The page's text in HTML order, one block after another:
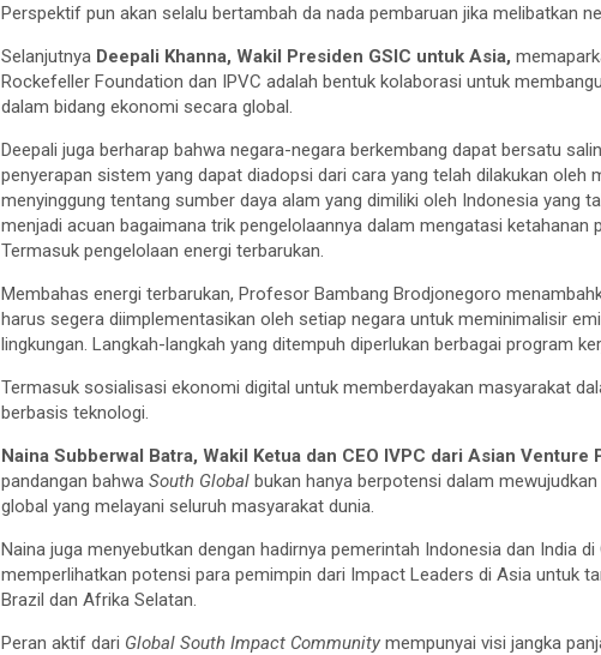
Perspektif pun akan selalu bertambah da nada pembaruan jika melibatkan
Selanjutnya Deepali Khanna, Wakil Presiden GSIC untuk Asia,
Rockefeller Foundation dan IPVC adalah bentuk kolaborasi untuk
dalam bidang ekonomi secara global.
Deepali juga berharap bahwa negara-negara berkembang dapat bersatu
penyerapan sistem yang dapat diadopsi dari cara yang telah dilakukan oleh
menyinggung tentang sumber daya alam yang dimiliki oleh Indonesia yang
menjadi acuan bagaimana trik pengelolaannya dalam mengatasi ketahanan
Termasuk pengelolaan energi terbarukan.
Membahas energi terbarukan, Profesor Bambang Brodjonegoro
harus segera diimplementasikan oleh setiap negara untuk meminimalisir
lingkungan. Langkah-langkah yang ditempuh diperlukan berbagai program
Termasuk sosialisasi ekonomi digital untuk memberdayakan masyarakat
berbasis teknologi.
Naina Subberwal Batra, Wakil Ketua dan CEO IVPC dari Asian
pandangan bahwaSouth Global bukan hanya berpotensi dalam
global yang melayani seluruh masyarakat dunia.
Naina juga menyebutkan dengan hadirnya pemerintah Indonesia dan India
memperlihatkan potensi para pemimpin dari Impact Leaders di Asia untuk
Brazil dan Afrika Selatan.
Peran aktif dari Global South Impact Communitymempunyai visi jangka